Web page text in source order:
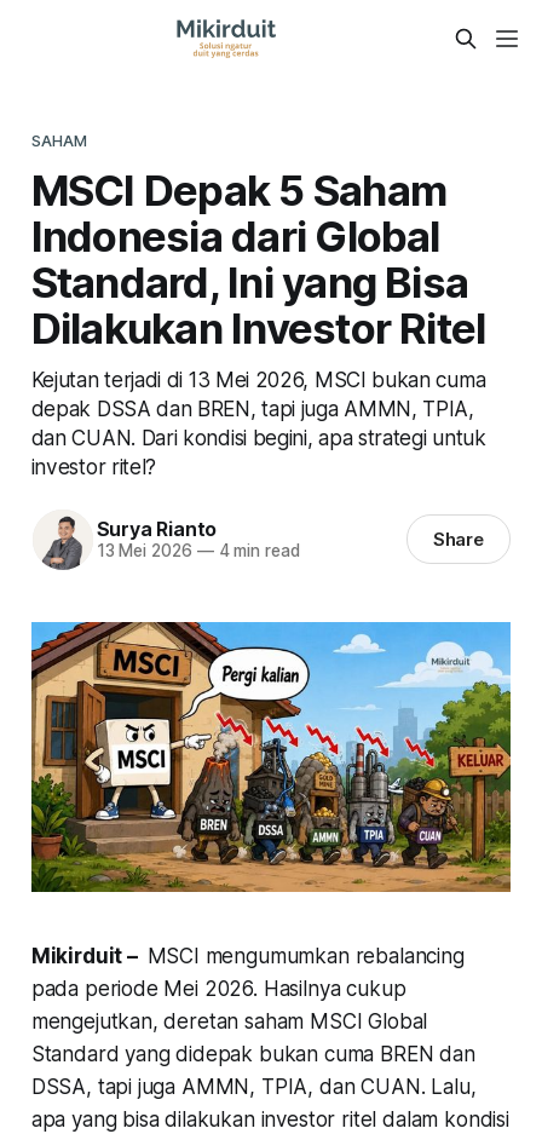
SAHAM
MSCI Depak 5 Saham
Indonesia dari Global
Standard, Ini yang Bisa
Dilakukan Investor Ritel
Kejutan terjadi di 13 Mei 2026, MSCI bukan cuma
depak DSSA dan BREN, tapi juga AMMN, TPIA,
dan CUAN. Dari kondisi begini, apa strategi untuk
investor ritel?
Surya Rianto
13 Mei 2026 —4 min read Share
Mikirduit – MSCI mengumumkan rebalancing
pada periode Mei 2026. Hasilnya cukup
mengejutkan, deretan saham MSCI Global
Standard yang didepak bukan cuma BREN dan
DSSA, tapi juga AMMN, TPIA, dan CUAN. Lalu,
apa yang bisa dilakukan investor ritel dalam kondisi